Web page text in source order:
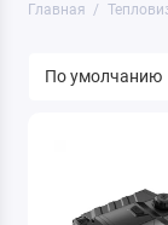
Главная